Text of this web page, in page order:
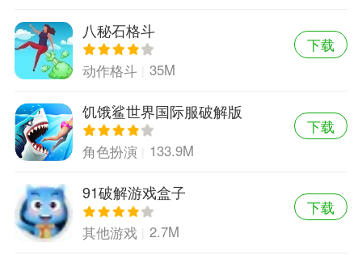
八秘石格斗
动作格斗 35M
下载
饥饿鲨世界国际服破解版
角色扮演 133.9M
下载
91破解游戏盒子
其他游戏 2.7M
下载